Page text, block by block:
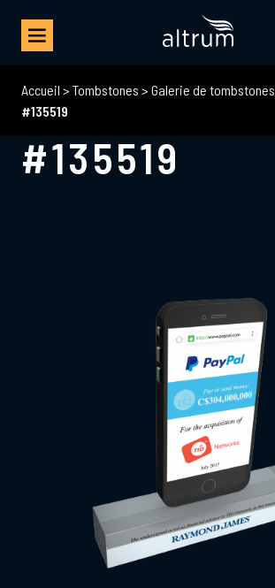
Accueil > Tombstones > Galerie de tombstones
#135519
#135519